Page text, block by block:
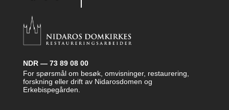
NDR — 73 89 08 00
For spørsmål om besøk, omvisninger, restaurering,
forskning eller drift av Nidarosdomen og
Erkebispegården.